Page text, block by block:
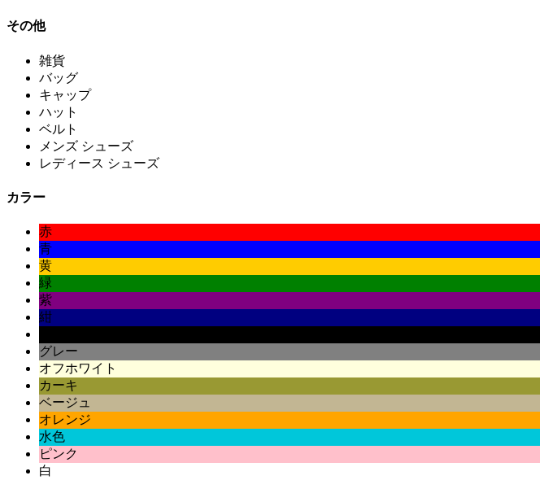
その他
雑貨
バッグ
キャップ
ハット
ベルト
メンズ シューズ
レディース シューズ
カラー
赤
青
黄
緑
紫
紺
グレー
オフホワイト
カーキ
ベージュ
オレンジ
水色
ピンク
白